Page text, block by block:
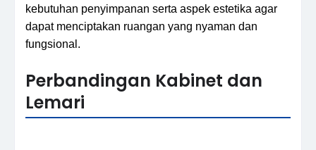
kebutuhan penyimpanan serta aspek estetika agar
dapat menciptakan ruangan yang nyaman dan
fungsional.
Perbandingan Kabinet dan
Lemari